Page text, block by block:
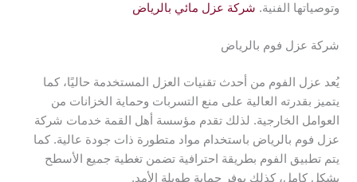
وتوصياتها الفنية. شركة عزل مائي بالرياض
شركة عزل فوم بالرياض
يُعد عزل الفوم من أحدث تقنيات العزل المستخدمة حاليًا، كما
يتميز بقدرته العالية على منع التسربات وحماية الخزانات من
العوامل الخارجية. لذلك تقدم مؤسسة أهل القمة خدمات شركة
عزل فوم بالرياض باستخدام مواد متطورة ذات جودة عالية. كما
يتم تطبيق الفوم بطريقة احترافية تضمن تغطية جميع الأسطح
بشكل كامل، كذلك يوفر حماية طويلة الأمد.